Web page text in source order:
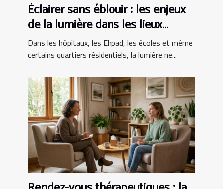
Éclairer sans éblouir : les enjeux
de la lumière dans les lieux
sensibles
Dans les hôpitaux, les Ehpad, les écoles et même
certains quartiers résidentiels, la lumière ne...